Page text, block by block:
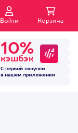
Войти Корзина
10%
кэшбэк
С первой покупки
в нашем приложении